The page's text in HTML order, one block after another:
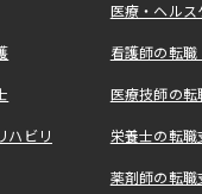
医療・ヘル
看護師の転
医療技師の
ハビリ 栄養士の転
薬剤師の転